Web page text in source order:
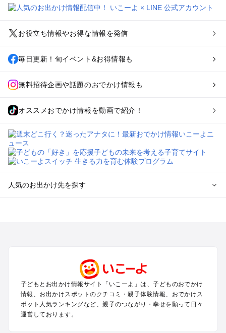
お役立ち情報やお得な情報を発信
毎日更新！旬イベント&お得情報も
無料招待企画や話題のおでかけ情報も
オススメおでかけ情報を動画で紹介！
人気のお出かけ先を探す
関西のプールおでかけ
中国･四国のプールおでかけ
九州･沖縄のプールおでかけ
定番お出かけスポット
子どもとお出かけ情報サイト「いこーよ」は、子どものおでかけ
情報、お出かけスポットのクチコミ・親子体験情報、おでかけス
ポット人気ランキングなど、親子のつながり・幸せを願って日々
運営しております。